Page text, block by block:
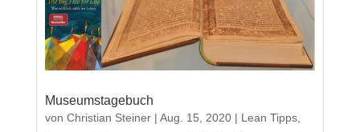
Museumstagebuch
von Christian Steiner| Aug. 15, 2020| Lean Tipps,